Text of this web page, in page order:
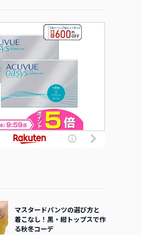
マスタードパンツの選び方と
着こなし！黒・紺トップスで作
る秋冬コーデ